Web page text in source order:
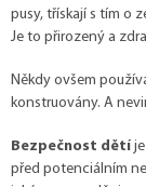
pusy, třískají s tím o
Je to přirozený a
Někdy ovšem
konstruovány. A
Bezpečnost dětí
před potenciálním